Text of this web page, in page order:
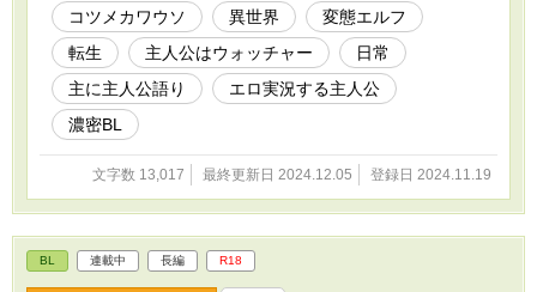
る可能性があるから気を付けて読んでね！ ファンタジーかBLかカ
テゴリーを迷ったけどズッコンするのでBLにしたよ。ファンタジ
ー寄りのBL作品と思ってね。 ※投稿は書き溜めているのを毎日投
稿、尽きたら書き上がり次第UPするよ。
コツメカワウソ 異世界
変態エルフ
転生
主人公はウォッチャー
日常
主に主人公語り
エロ実況する主人公
濃密BL
文字数 13,017 最終更新日 2024.12.05 登録日 2024.11.19
BL 連載中 長編 R18